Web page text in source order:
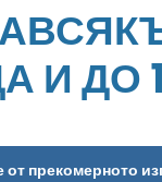
И ДО
от прекомерното